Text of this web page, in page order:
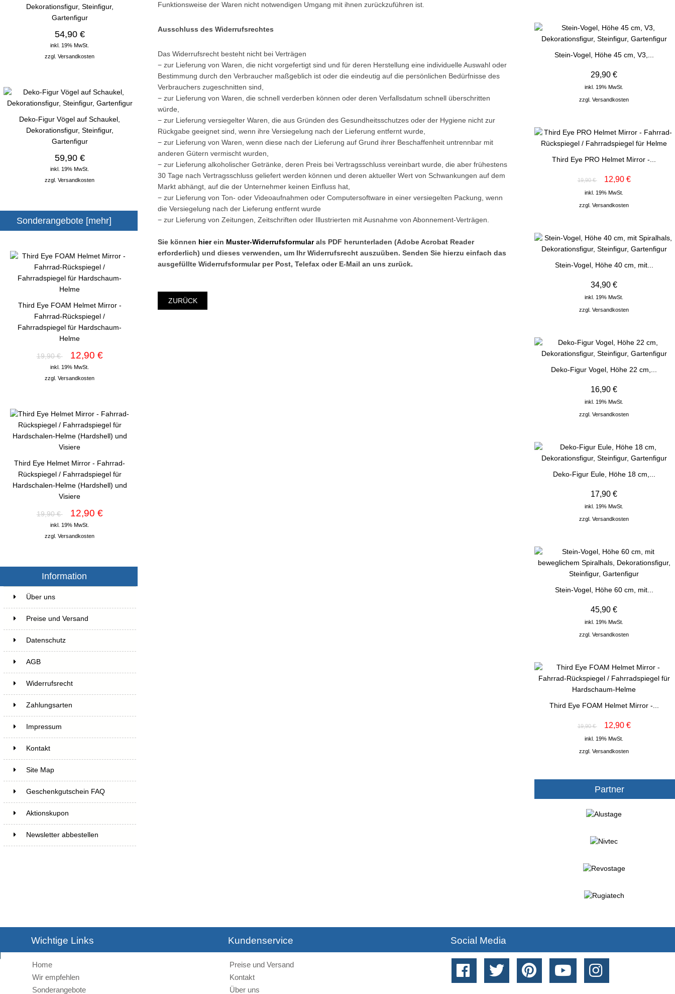
Dekorationsfigur, Steinfigur,
Gartenfigur
54,90 €
inkl. 19% MwSt.
zzgl.Versandkosten
Deko-Figur Vögel auf Schaukel,
Dekorationsfigur, Steinfigur,
Gartenfigur
59,90 €
inkl. 19% MwSt.
zzgl.Versandkosten
Sonderangebote [mehr]
Third Eye FOAM Helmet Mirror -
Fahrrad-Rückspiegel /
Fahrradspiegel für Hardschaum-
Helme
19,90 € 12,90 €
inkl. 19% MwSt.
zzgl.Versandkosten
Third Eye Helmet Mirror - Fahrrad-
Rückspiegel / Fahrradspiegel für
Hardschalen-Helme (Hardshell) und
Visiere
19,90 € 12,90 €
inkl. 19% MwSt.
zzgl.Versandkosten
Information
Über uns
Preise und Versand
Datenschutz
AGB
Widerrufsrecht
Zahlungsarten
Impressum
Kontakt
Site Map
Geschenkgutschein FAQ
Aktionskupon
Newsletter abbestellen
Funktionsweise der Waren nicht notwendigen Umgang mit ihnen zurückzuführen ist.
Ausschluss des Widerrufsrechtes
Das Widerrufsrecht besteht nicht bei Verträgen
− zur Lieferung von Waren, die nicht vorgefertigt sind und für deren Herstellung eine individuelle Auswahl oder
Bestimmung durch den Verbraucher maßgeblich ist oder die eindeutig auf die persönlichen Bedürfnisse des
Verbrauchers zugeschnitten sind,
− zur Lieferung von Waren, die schnell verderben können oder deren Verfallsdatum schnell überschritten
würde,
− zur Lieferung versiegelter Waren, die aus Gründen des Gesundheitsschutzes oder der Hygiene nicht zur
Rückgabe geeignet sind, wenn ihre Versiegelung nach der Lieferung entfernt wurde,
− zur Lieferung von Waren, wenn diese nach der Lieferung auf Grund ihrer Beschaffenheit untrennbar mit
anderen Gütern vermischt wurden,
− zur Lieferung alkoholischer Getränke, deren Preis bei Vertragsschluss vereinbart wurde, die aber frühestens
30 Tage nach Vertragsschluss geliefert werden können und deren aktueller Wert von Schwankungen auf dem
Markt abhängt, auf die der Unternehmer keinen Einfluss hat,
− zur Lieferung von Ton- oder Videoaufnahmen oder Computersoftware in einer versiegelten Packung, wenn
die Versiegelung nach der Lieferung entfernt wurde
− zur Lieferung von Zeitungen, Zeitschriften oder Illustrierten mit Ausnahme von Abonnement-Verträgen.
Sie können hierein Muster-Widerrufsformularals PDF herunterladen (Adobe Acrobat Reader
erforderlich) und dieses verwenden, um Ihr Widerrufsrecht auszuüben. Senden Sie hierzu einfach das
ausgefüllte Widerrufsformular per Post, Telefax oder E-Mail an uns zurück.
ZURÜCK
Stein-Vogel, Höhe 45 cm, V3,...
29,90 €
inkl. 19% MwSt.
zzgl.Versandkosten
Third Eye PRO Helmet Mirror -...
19,90 € 12,90 €
inkl. 19% MwSt.
zzgl.Versandkosten
Stein-Vogel, Höhe 40 cm, mit...
34,90 €
inkl. 19% MwSt.
zzgl.Versandkosten
Deko-Figur Vogel, Höhe 22 cm,...
16,90 €
inkl. 19% MwSt.
zzgl.Versandkosten
Deko-Figur Eule, Höhe 18 cm,...
17,90 €
inkl. 19% MwSt.
zzgl.Versandkosten
Stein-Vogel, Höhe 60 cm, mit...
45,90 €
inkl. 19% MwSt.
zzgl.Versandkosten
Third Eye FOAM Helmet Mirror -...
19,90 € 12,90 €
inkl. 19% MwSt.
zzgl.Versandkosten
Partner
Wichtige Links
Home
Wir empfehlen
Sonderangebote
Kundenservice
Preise und Versand
Kontakt
Über uns
Social Media